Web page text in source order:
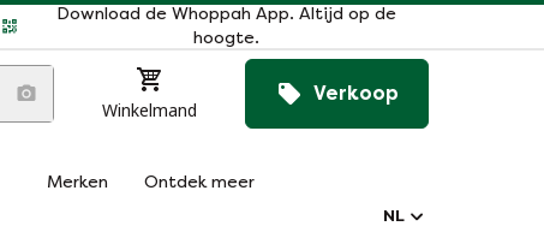
Download de Whoppah App. Altijd op de
hoogte.
Winkelmand
Verkoop
Merken
Ontdek meer
NL